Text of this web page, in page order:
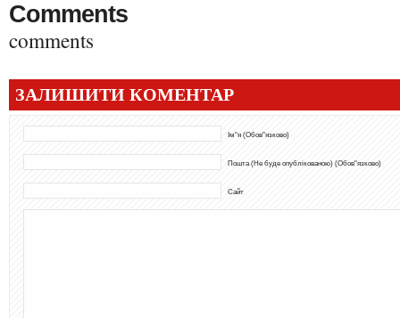
Comments
comments
ЗАЛИШИТИ КОМЕНТАР
Ім"я (Обов"язково)
Пошта (Не буде опублікованою) (Обов"язково)
Сайт